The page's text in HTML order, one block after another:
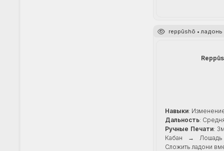
reppūshō • ладонь
Навыки:
Дальность:
Ручные Печати:
Кабан →
Сложить ладони